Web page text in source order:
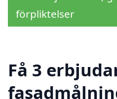
förpliktelser
Få 3